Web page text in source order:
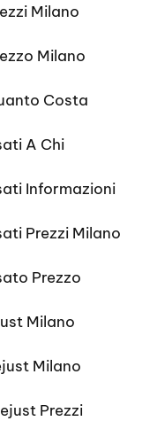
Milano
Milano
Costa
A Chi
Informazioni
Prezzi Milano
Prezzo
Milano
Milano
Prezzi